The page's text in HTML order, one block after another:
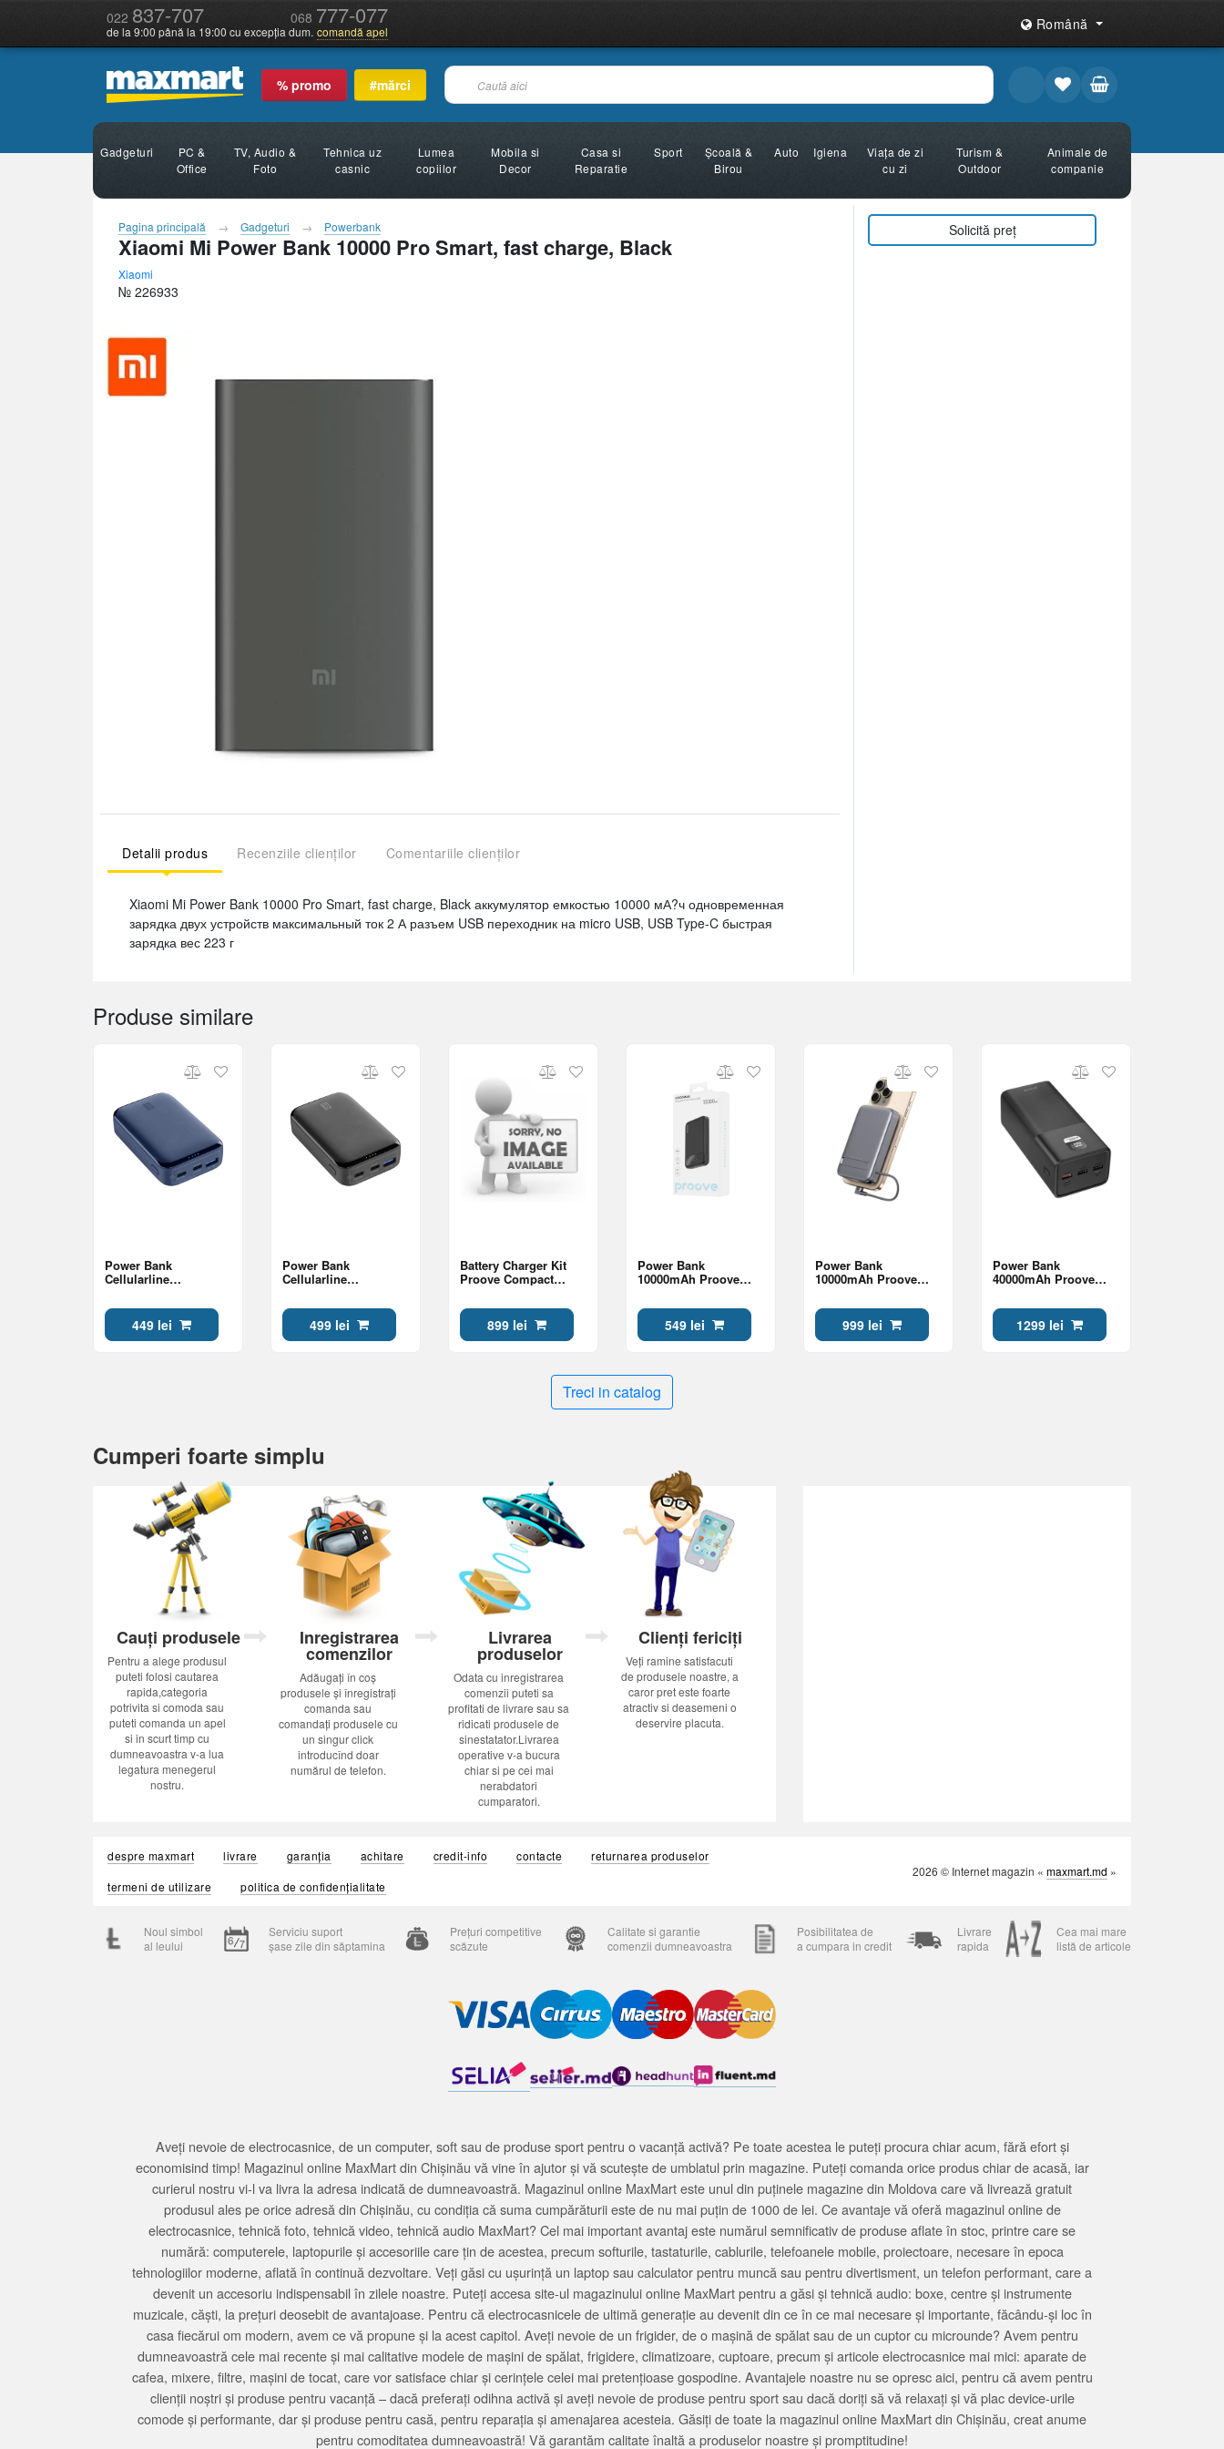
022 837-707 068 777-077
de la 9:00 până la 19:00 cu excepția dum. comandă apel Română
% promo #mărci
Gadgeturi
PC &
Office
TV, Audio &
Foto
Tehnica uz
casnic
Lumea
copiilor
Mobila si
Decor
Casa si
Reparatie
Sport
Şcoală &
Birou
Auto Igiena
Viața de zi
cu zi
Turism &
Outdoor
Animale de
companie
Pagina principală Gadgeturi Powerbank
Xiaomi Mi Power Bank 10000 Pro Smart, fast charge, Black
Xiaomi
№ 226933
Detalii produs Recenziile clienților Comentariile clienților
Xiaomi Mi Power Bank 10000 Pro Smart, fast charge, Black аккумулятор емкостью 10000 мА?ч одновременная
зарядка двух устройств максимальный ток 2 А разъем USB переходник на micro USB, USB Type-C быстрая
зарядка вес 223 г
Solicită preț
Produse similare
Power Bank
Cellularline
20W, Blue
449 lei
Power Bank
Cellularline
20W, Black
499 lei
Battery Charger Kit
Proove Compact
(4xAAA + 4xAA), Black
899 lei
Power Bank
10000mAh Proove
20W, Black
549 lei
Power Bank
10000mAh Proove
Integrated Charging
Cable Type-C 35W,
Gray 999 lei
Power Bank
40000mAh Proove
1299 lei
Treci in catalog
Cumperi foarte simplu
Cauți produsele
Pentru a alege produsul
puteti folosi cautarea
rapida,categoria
potrivita si comoda sau
puteti comanda un apel
si in scurt timp cu
dumneavoastra v-a lua
legatura menegerul
nostru.
Inregistrarea
comenzilor
Adăugați în coș
produsele și înregistrați
comanda sau
comandați produsele cu
un singur click
introducînd doar
numărul de telefon.
Livrarea
produselor
Odata cu inregistrarea
comenzii puteti sa
profitati de livrare sau sa
ridicati produsele de
sinestatator.Livrarea
operative v-a bucura
chiar si pe cei mai
nerabdatori
cumparatori.
Clienți fericiți
Veți ramine satisfacuti
de produsele noastre, a
caror pret este foarte
atractiv si deasemeni o
deservire placuta.
despre maxmart livrare garanția achitare credit-info contacte
returnarea produselor
termeni de utilizare
politica de confidențialitate
2026 © Internet magazin « maxmart.md »
Noul simbol
al leului
Serviciu suport
șase zile din săptamina
Prețuri competitive
scăzute
Calitate si garantie
comenzii dumneavoastra
Posibilitatea de
a cumpara in credit
Livrare
rapida
Cea mai mare
listă de articole
Aveți nevoie de electrocasnice, de un computer, soft sau de produse sport pentru o vacanță activă? Pe toate acestea le puteți procura chiar acum, fără efort și
economisind timp! Magazinul online MaxMart din Chișinău vă vine în ajutor și vă scutește de umblatul prin magazine. Puteți comanda orice produs chiar de acasă, iar
curierul nostru vi-l va livra la adresa indicată de dumneavoastră. Magazinul online MaxMart este unul din puținele magazine din Moldova care vă livrează gratuit
produsul ales pe orice adresă din Chișinău, cu condiția că suma cumpărăturii este de nu mai puțin de 1000 de lei. Ce avantaje vă oferă magazinul online de
electrocasnice, tehnică foto, tehnică video, tehnică audio MaxMart? Cel mai important avantaj este numărul semnificativ de produse aflate în stoc, printre care se
numără: computerele, laptopurile și accesoriile care țin de acestea, precum softurile, tastaturile, cablurile, telefoanele mobile, proiectoare, necesare în epoca
tehnologiilor moderne, aflată în continuă dezvoltare. Veți găsi cu ușurință un laptop sau calculator pentru muncă sau pentru divertisment, un telefon performant, care a
devenit un accesoriu indispensabil în zilele noastre. Puteți accesa site-ul magazinului online MaxMart pentru a găsi și tehnică audio: boxe, centre și instrumente
muzicale, căști, la prețuri deosebit de avantajoase. Pentru că electrocasnicele de ultimă generație au devenit din ce în ce mai necesare și importante, făcându-și loc în
casa fiecărui om modern, avem ce vă propune și la acest capitol. Aveți nevoie de un frigider, de o mașină de spălat sau de un cuptor cu microunde? Avem pentru
dumneavoastră cele mai recente și mai calitative modele de mașini de spălat, frigidere, climatizoare, cuptoare, precum și articole electrocasnice mai mici: aparate de
cafea, mixere, filtre, mașini de tocat, care vor satisface chiar și cerințele celei mai pretențioase gospodine. Avantajele noastre nu se opresc aici, pentru că avem pentru
clienții noștri și produse pentru vacanță – dacă preferați odihna activă și aveți nevoie de produse pentru sport sau dacă doriți să vă relaxați și vă plac device-urile
comode și performante, dar și produse pentru casă, pentru reparația și amenajarea acesteia. Găsiți de toate la magazinul online MaxMart din Chișinău, creat anume
pentru comoditatea dumneavoastră! Vă garantăm calitate înaltă a produselor noastre și promptitudine!